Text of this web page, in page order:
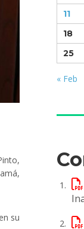
su
11
18
25
« Feb